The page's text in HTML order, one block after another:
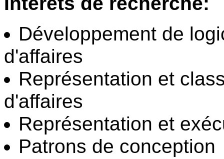
Développement de
d'affaires
Représentation et
d'affaires
Représentation et
Patrons de conception